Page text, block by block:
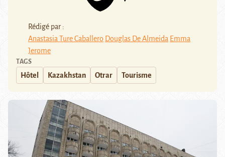
Rédigé par :
Anastasia Ture Caballero Douglas De Almeida Emma
Jerome
TAGS
Hôtel Kazakhstan Otrar Tourisme